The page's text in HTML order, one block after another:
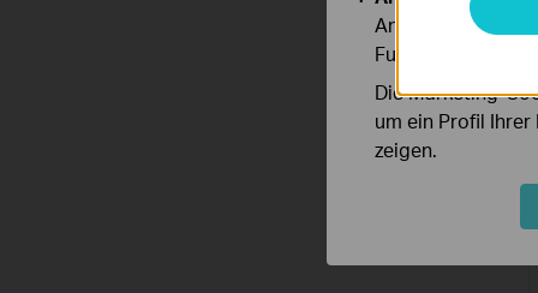
Analyse-Cookies
Funktionsweise
Die Marketing-
um ein Profil Ihrer
zeigen.